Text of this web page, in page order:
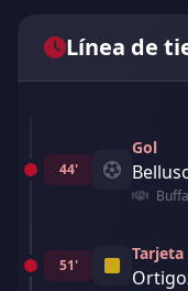
Línea de
44'
Gol
51'